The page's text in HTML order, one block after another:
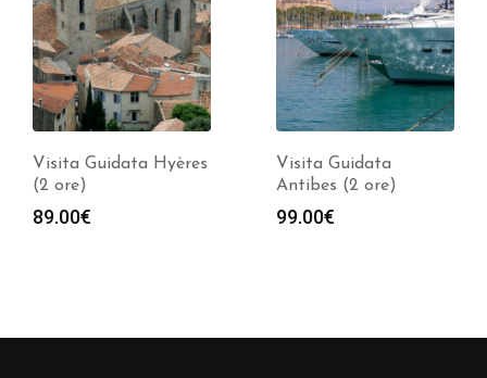
Visita Guidata Hyères
(2 ore)
89.00€
Visita Guidata
Antibes (2 ore)
99.00€